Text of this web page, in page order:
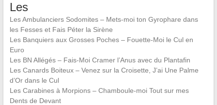
Les
Les Ambulanciers Sodomites – Mets-moi ton Gyrophare dans
les Fesses et Fais Péter la Sirène
Les Banquiers aux Grosses Poches – Fouette-Moi le Cul en
Euro
Les BN Allégés – Fais-Moi Cramer l’Anus avec du Plantafin
Les Canards Boiteux – Venez sur la Croisette, J’ai Une Palme
d’Or dans le Cul
Les Carabines à Morpions – Chamboule-moi Tout sur mes
Dents de Devant